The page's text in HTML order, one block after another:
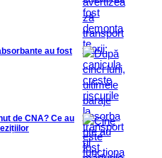
au fost
de CNA? Ce au